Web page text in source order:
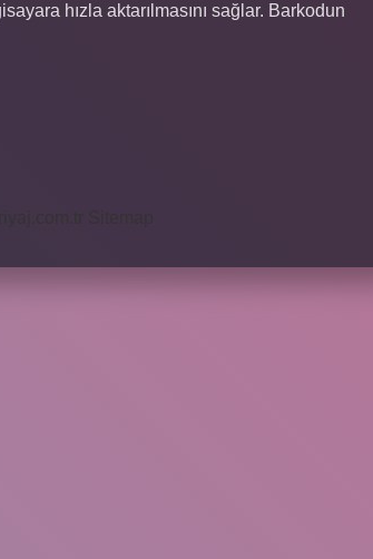
hızla aktarılmasını sağlar. Barkodun